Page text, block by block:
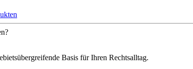
Basis für Ihren Rechtsalltag.